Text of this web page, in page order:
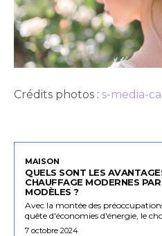
Crédits photos : s-media-
MAISON
QUELS SONT LES
CHAUFFAGE MODERNES
MODÈLES ?
Avec la montée des
quête d'économies d'énergie, le
7 octobre 2024